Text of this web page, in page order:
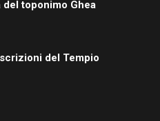
del toponimo Ghea
del Tempio